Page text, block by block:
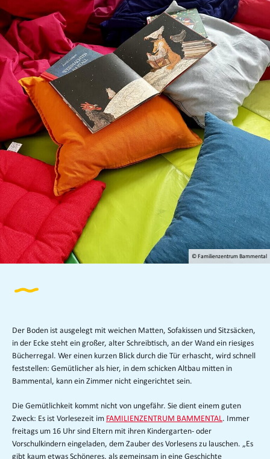
© Familienzentrum Bammental
Der Boden ist ausgelegt mit weichen Matten, Sofakissen und Sitzsäcken,
in der Ecke steht ein großer, alter Schreibtisch, an der Wand ein riesiges
Bücherregal. Wer einen kurzen Blick durch die Tür erhascht, wird schnell
feststellen: Gemütlicher als hier, in dem schicken Altbau mitten in
Bammental, kann ein Zimmer nicht eingerichtet sein.
Die Gemütlichkeit kommt nicht von ungefähr. Sie dient einem guten
Zweck: Es ist Vorlesezeit im FAMILIENZENTRUM BAMMENTAL. Immer
freitags um 16 Uhr sind Eltern mit ihren Kindergarten- oder
Vorschulkindern eingeladen, dem Zauber des Vorlesens zu lauschen. „Es
gibt kaum etwas Schöneres, als gemeinsam in eine Geschichte